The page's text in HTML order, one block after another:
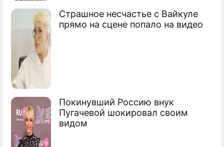
Страшное несчастье с Вайкуле
прямо на сцене попало на видео
Покинувший Россию внук
Пугачевой шокировал своим
видом